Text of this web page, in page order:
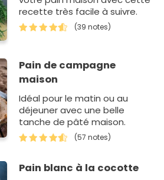
recette très facile à suivre.
(39 notes)
Pain de campagne
maison
Idéal pour le matin ou au
déjeuner avec une belle
tanche de pâté maison.
(57 notes)
Pain blanc à la cocotte